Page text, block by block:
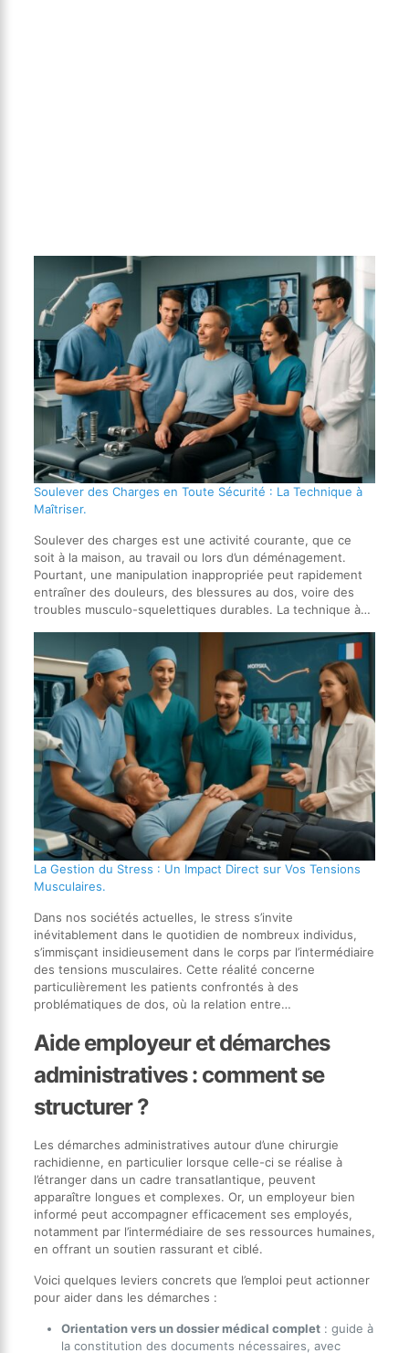
Soulever des Charges en Toute Sécurité : La Technique à
Maîtriser.
Soulever des charges est une activité courante, que ce
soit à la maison, au travail ou lors d’un déménagement.
Pourtant, une manipulation inappropriée peut rapidement
entraîner des douleurs, des blessures au dos, voire des
troubles musculo-squelettiques durables. La technique à…
La Gestion du Stress : Un Impact Direct sur Vos Tensions
Musculaires.
Dans nos sociétés actuelles, le stress s’invite
inévitablement dans le quotidien de nombreux individus,
s’immisçant insidieusement dans le corps par l’intermédiaire
des tensions musculaires. Cette réalité concerne
particulièrement les patients confrontés à des
problématiques de dos, où la relation entre…
Aide employeur et démarches
administratives : comment se
structurer ?
Les démarches administratives autour d’une chirurgie
rachidienne, en particulier lorsque celle-ci se réalise à
l’étranger dans un cadre transatlantique, peuvent
apparaître longues et complexes. Or, un employeur bien
informé peut accompagner efficacement ses employés,
notamment par l’intermédiaire de ses ressources humaines,
en offrant un soutien rassurant et ciblé.
Voici quelques leviers concrets que l’emploi peut actionner
pour aider dans les démarches :
Orientation vers un dossier médical complet: guide à
la constitution des documents nécessaires, avec